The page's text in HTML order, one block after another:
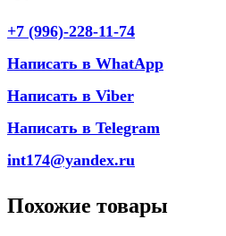
+7 (996)-228-11-74
Написать в WhatApp
Написать в Viber
Написать в Telegram
int174@yandex.ru
Похожие товары